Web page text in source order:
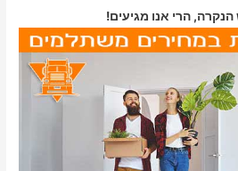
הרי אנו מגיעים!